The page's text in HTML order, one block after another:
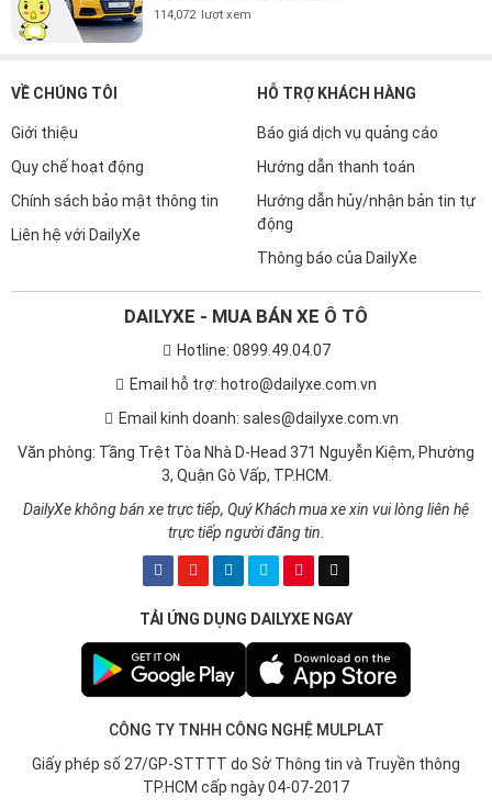
114,072 lượt xem
VỀ CHÚNG TÔI
Giới thiệu
Quy chế hoạt động
Chính sách bảo mật thông tin
Liên hệ với DailyXe
HỖ TRỢ KHÁCH HÀNG
Báo giá dịch vụ quảng cáo
Hướng dẫn thanh toán
Hướng dẫn hủy/nhận bản tin tự
động
Thông báo của DailyXe
DAILYXE - MUA BÁN XE Ô TÔ
Hotline: 0899.49.04.07
Email hỗ trợ: hotro@dailyxe.com.vn
Email kinh doanh: sales@dailyxe.com.vn
Văn phòng: Tầng Trệt Tòa Nhà D-Head 371 Nguyễn Kiệm, Phường
3, Quận Gò Vấp, TP.HCM.
DailyXe không bán xe trực tiếp, Quý Khách mua xe xin vui lòng liên hệ
trực tiếp người đăng tin.
TẢI ỨNG DỤNG DAILYXE NGAY
CÔNG TY TNHH CÔNG NGHỆ MULPLAT
Giấy phép số 27/GP-STTTT do Sở Thông tin và Truyền thông
TP.HCM cấp ngày 04-07-2017